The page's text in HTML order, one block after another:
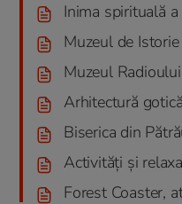
Inima spirituală
Muzeul de
Muzeul
Arhitectură
Biserica din
Activități și
Forest Coaster,